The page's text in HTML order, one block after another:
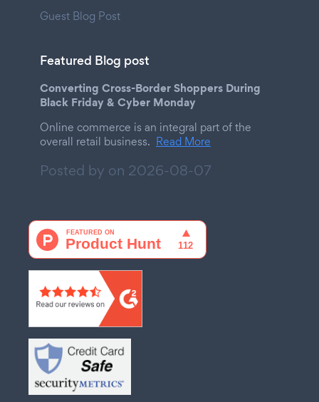
Guest Blog Post
Featured Blog post
Converting Cross-Border Shoppers During
Black Friday & Cyber Monday
Online commerce is an integral part of the
overall retail business. Read More
Posted by on 2026-08-07